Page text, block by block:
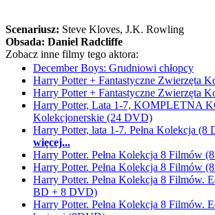
Scenariusz: Steve Kloves, J.K. Rowling
Obsada: Daniel Radcliffe
Zobacz inne filmy tego aktora:
December Boys: Grudniowi chłopcy
Harry Potter + Fantastyczne Zwierzęta
Harry Potter + Fantastyczne Zwierzęta
Harry Potter, Lata 1-7, KOMPLETNA
Kolekcjonerskie (24 DVD)
Harry Potter, lata 1-7. Pełna Kolekcja (8
więcej...
Harry Potter. Pełna Kolekcja 8 Filmów
Harry Potter. Pełna Kolekcja 8 Filmów
Harry Potter. Pełna Kolekcja 8 Filmów.
BD + 8 DVD)
Harry Potter. Pełna Kolekcja 8 Filmów.